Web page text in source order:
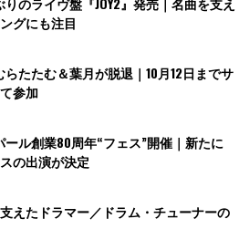
グにも注目
らたたむ＆葉月が脱退｜10月12日までサ
参加
ール創業80周年“フェス”開催｜新たに
の出演が決定
えたドラマー／ドラム・チューナーの